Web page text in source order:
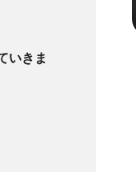
いきま